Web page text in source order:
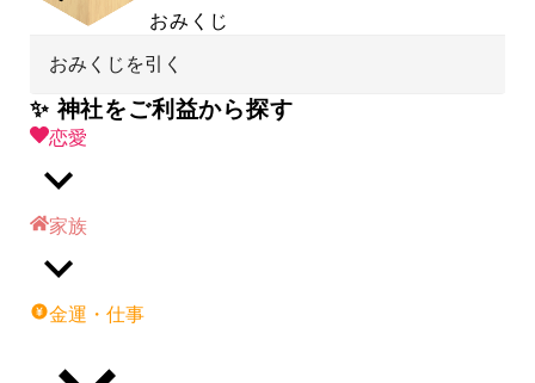
おみくじ
おみくじを引く
✨ 神社をご利益から探す
恋愛
家族
金運・仕事